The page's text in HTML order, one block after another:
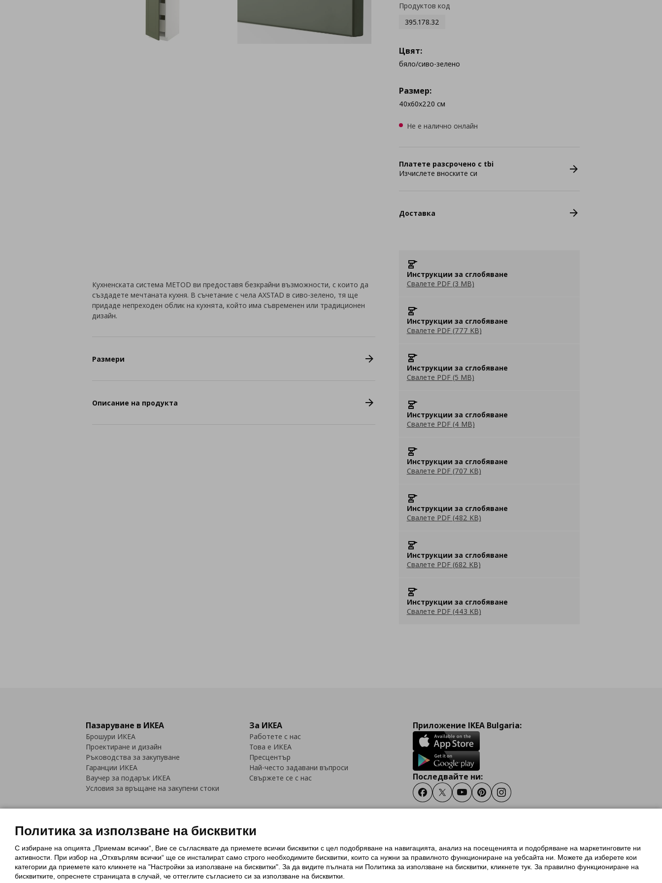
Продуктов код
395.178.32
Цвят:
бяло/сиво-зелено
Размер:
40x60x220 см
Не е налично онлайн
Платете разсрочено с tbi
Изчислете вноските си
Доставка
Инструкции за сглобяване
Свалете PDF (3 MB)
Инструкции за сглобяване
Свалете PDF (777 KB)
Инструкции за сглобяване
Свалете PDF (5 MB)
Инструкции за сглобяване
Свалете PDF (4 MB)
Инструкции за сглобяване
Свалете PDF (707 KB)
Инструкции за сглобяване
Свалете PDF (482 KB)
Инструкции за сглобяване
Свалете PDF (682 KB)
Инструкции за сглобяване
Свалете PDF (443 KB)
Кухненската система METOD ви предоставя безкрайни възможности, с които да
създадете мечтаната кухня. В съчетание с чела AXSTAD в сиво-зелено, тя ще
придаде непреходен облик на кухнята, който има съвременен или традиционен
дизайн.
Размери
Описание на продукта
Пазаруване в ИКЕА
Брошури ИКЕА
Проектиране и дизайн
Ръководства за закупуване
Гаранции ИКЕА
Ваучер за подарък ИКЕА
Условия за връщане на закупени стоки
За ИКЕА
Работете с нас
Това е ИКЕА
Пресцентър
Най-често задавани въпроси
Свържете се с нас
Приложение IKEA Bulgaria:
Последвайте ни:
FacebookTwitterYoutubePinterestInstagram
Политика за използване на бисквитки (Cookies)Избор на настройки за използване на бисквиткиУсловия за ползване на ikea.bg
Обща политика за личните данни
Политика за защита на личните данни на ikea.bg
Общи условия на програма IKEA Family
Политика за защита на лични данни на програма IKEA Family
Политика за използване на бисквитки
С избиране на опцията „Приемам всички“, Вие се съгласявате да приемете всички бисквитки с цел подобряване на навигацията, анализ на посещенията и подобряване на маркетинговите ни
активности. При избор на „Отхвърлям всички“ ще се инсталират само строго необходимитe бисквитки, които са нужни за правилното функциониране на уебсайта ни. Можете да изберете кои
категории да приемете като кликнете на "Настройки за използване на бисквитки". За да видите пълната ни Политика за използване на бисквитки, кликнете тук. За правилно функциониране на
бисквитките, опреснете страницата в случай, че оттеглите съгласието си за използване на бисквитки.